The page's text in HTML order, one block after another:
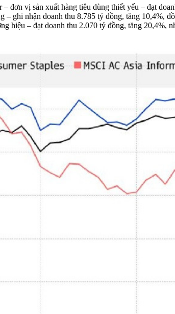
đơn vị sản xuất hàng tiêu dùng thiết yếu – đạt
ghi nhận doanh thu 8.785 tỷ đồng, tăng 10,4%,
– đạt doanh thu 2.070 tỷ đồng, tăng 20,4%,